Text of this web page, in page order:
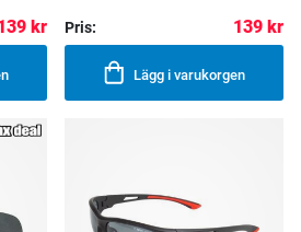
kr
Pris:
139 kr
Lägg i varukorgen